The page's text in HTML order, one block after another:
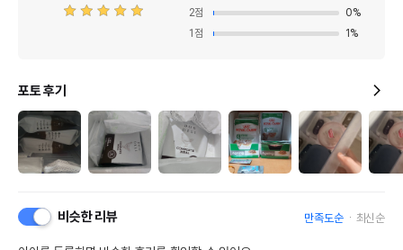
2점 0%
1 점 1 %
포토 후기
비슷한 리뷰 만족도순 최신순